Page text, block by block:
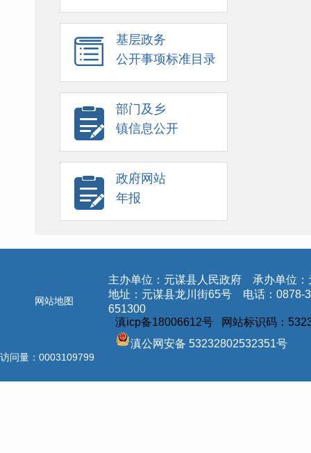
基层政务
公开事项标准目录
部门及乡
镇信息公开
政府网站
年报
网站地图
主办单位：元谋县人民政府 承办单位：
地址：元谋县龙川街65号 电话：
651300
滇icp备18006612号 网站标识码：
滇公网安备 53232802532351号
访问量： 0003109799